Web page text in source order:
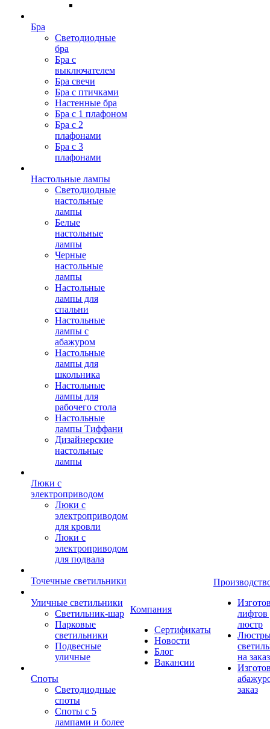
Бра
Светодиодные
бра
Бра с
выключателем
Бра свечи
Бра с птичками
Настенные бра
Бра с 1 плафоном
Бра с 2
плафонами
Бра с 3
плафонами
Настольные лампы
Светодиодные
настольные
лампы
Белые
настольные
лампы
Черные
настольные
лампы
Настольные
лампы для
спальни
Настольные
лампы с
абажуром
Настольные
лампы для
школьника
Настольные
лампы для
рабочего стола
Настольные
лампы Тиффани
Дизайнерские
настольные
лампы
Люки с
электроприводом
Люки с
электроприводом
для кровли
Люки с
электроприводом
для подвала
Точечные светильники
Уличные светильники
Светильник-шар
Парковые
светильники
Подвесные
уличные
Споты
Светодиодные
споты
Споты с 5
лампами и более
Компания
Сертификаты
Новости
Блог
Вакансии
лифтов
люстр
на заказ
заказ